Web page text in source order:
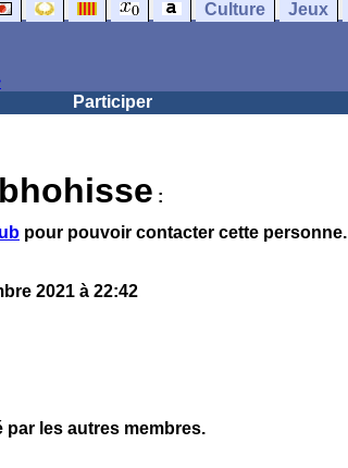
Culture Jeux
Participer
:
pour pouvoir contacter cette personne.
2021 à 22:42
les autres membres.